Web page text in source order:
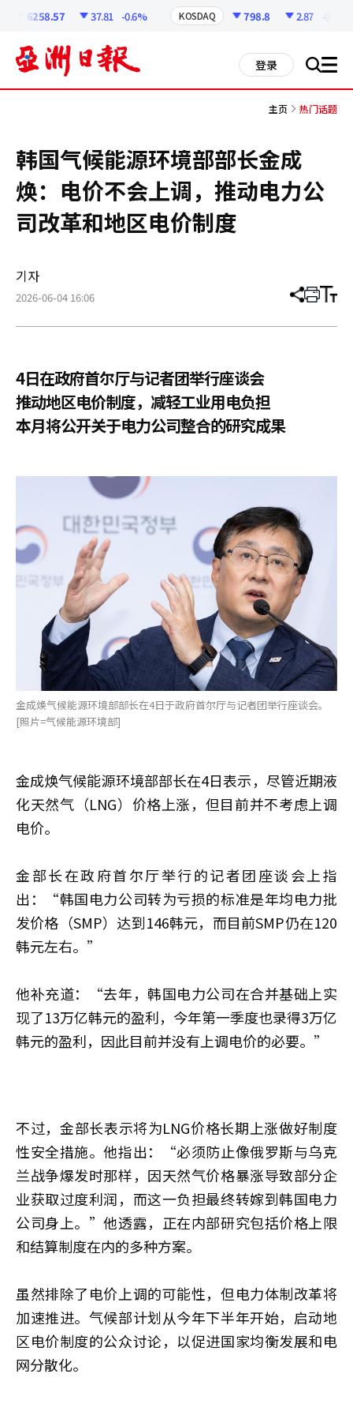
6258.57 37.81 -0.6% KOSDAQ 798.8 2.87 -0.36%
登录 搜 all
主页 热门话题
韩国气候能源环境部部长金成
焕：电价不会上调，推动电力公
司改革和地区电价制度
기자
2026-06-04 16:06 分
章
打 调
小
4日在政府首尔厅与记者团举行座谈会
推动地区电价制度，减轻工业用电负担
本月将公开关于电力公司整合的研究成果
金成焕气候能源环境部部长在4日于政府首尔厅与记者团举行座谈会。
[照片=气候能源环境部]
金成焕气候能源环境部部长在4日表示，尽管近期液
化天然气（LNG）价格上涨，但目前并不考虑上调
电价。
金部长在政府首尔厅举行的记者团座谈会上指
出：“韩国电力公司转为亏损的标准是年均电力批
发价格（SMP）达到146韩元，而目前SMP仍在120
韩元左右。”
他补充道：“去年，韩国电力公司在合并基础上实
现了13万亿韩元的盈利，今年第一季度也录得3万亿
韩元的盈利，因此目前并没有上调电价的必要。”
不过，金部长表示将为LNG价格长期上涨做好制度
性安全措施。他指出：“必须防止像俄罗斯与乌克
兰战争爆发时那样，因天然气价格暴涨导致部分企
业获取过度利润，而这一负担最终转嫁到韩国电力
公司身上。”他透露，正在内部研究包括价格上限
和结算制度在内的多种方案。
虽然排除了电价上调的可能性，但电力体制改革将
加速推进。气候部计划从今年下半年开始，启动地
区电价制度的公众讨论，以促进国家均衡发展和电
网分散化。